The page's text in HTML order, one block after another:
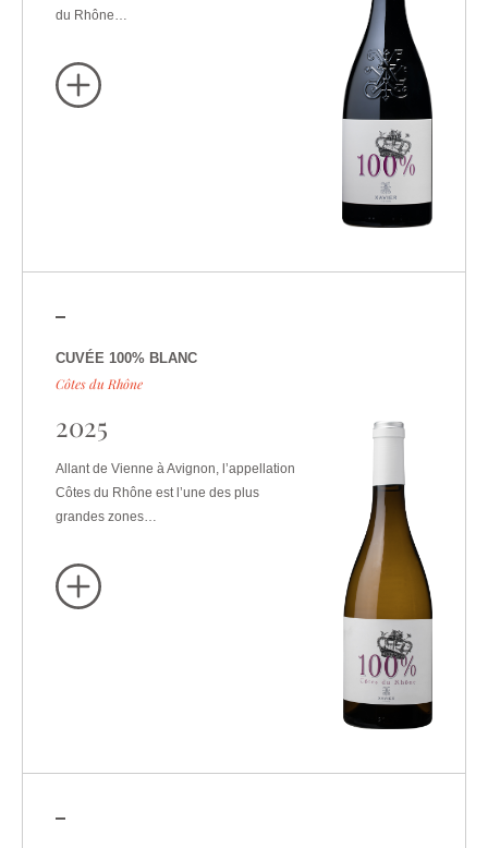
du Rhône…
CUVÉE 100% BLANC
Côtes du Rhône
2025
Allant de Vienne à Avignon, l’appellation
Côtes du Rhône est l’une des plus
grandes zones…